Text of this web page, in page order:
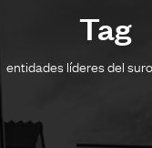
Tag
entidades líderes del